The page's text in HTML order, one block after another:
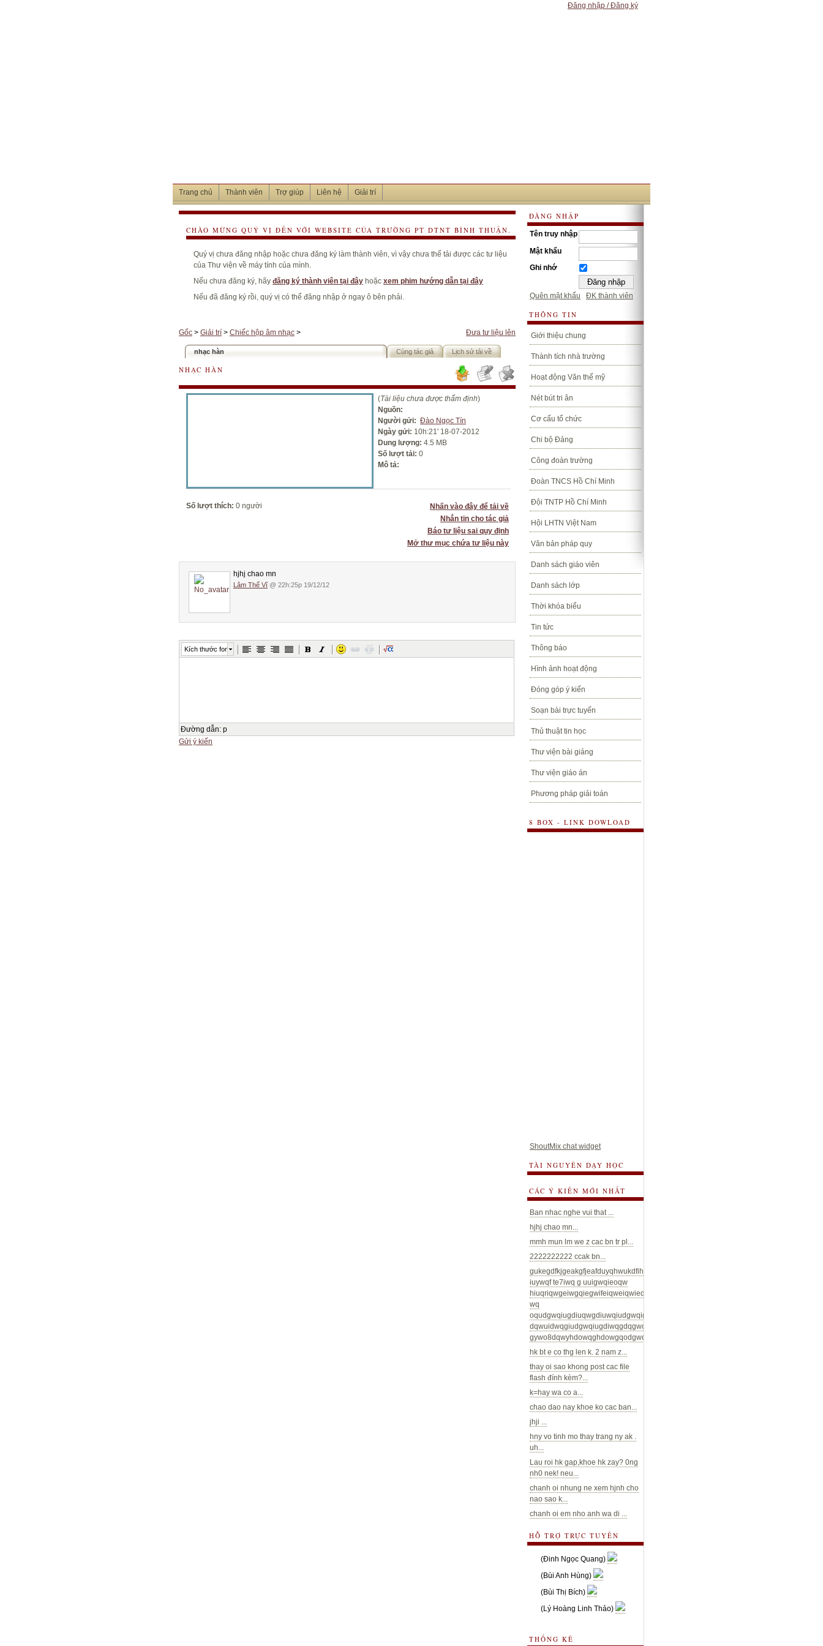
Đăng nhập / Đăng ký
Trang chủ Thành viên Trợ giúp Liên hệ Giải trí
ĐĂNG NHẬP
Tên truy nhập
Mật khẩu
Ghi nhớ
Quên mật khẩu ĐK thành viên
THÔNG TIN
Giới thiệu chung
Thành tích nhà trường
Hoạt động Văn thể mỹ
Nét bút tri ân
Cơ cấu tổ chức
Chi bộ Đảng
Công đoàn trường
Đoàn TNCS Hồ Chí Minh
Đội TNTP Hồ Chí Minh
Hội LHTN Việt Nam
Văn bản pháp quy
Danh sách giáo viên
Danh sách lớp
Thời khóa biểu
Tin tức
Thông báo
Hình ảnh hoạt động
Đóng góp ý kiến
Soạn bài trực tuyến
Thủ thuật tin học
Thư viện bài giảng
Thư viện giáo án
Phương pháp giải toán
8 BOX - LINK DOWLOAD
ShoutMix chat widget
TÀI NGUYÊN DẠY HỌC
CÁC Ý KIẾN MỚI NHẤT
Ban nhac nghe vui that ...
hjhj chao mn...
mmh mun lm we z cac bn tr pl...
2222222222 ccak bn...
iuywqf te7iwq g uuigwqieoqw
wq
gywo8dqwyhdowqghdowgqodgwqodowqghdohgwqodi...
hk bt e co thg len k. 2 nam z...
thay oi sao khong post cac file
flash đính kèm?...
k=hay wa co a...
chao dao nay khoe ko cac ban...
jhji ...
hny vo tinh mo thay trang ny ak .
uh...
Lau roi hk gap,khoe hk zay? 0ng
nh0 nek! neu...
chanh oi nhung ne xem hjnh cho
nao sao k...
chanh oi em nho anh wa di ...
HỖ TRỢ TRỰC TUYẾN
(Đinh Ngọc Quang)
(Bùi Anh Hùng)
(Bùi Thị Bích)
(Lý Hoàng Linh Thảo)
THỐNG KÊ
CHÀO MỪNG QUÝ VỊ ĐẾN VỚI WEBSITE CỦA TRƯỜNG PT DTNT BÌNH THUẬN.
Quý vị chưa đăng nhập hoặc chưa đăng ký làm thành viên, vì vậy chưa thể tải được các tư liệu
của Thư viện về máy tính của mình.
Nếu chưa đăng ký, hãy đăng ký thành viên tại đây hoặc xem phim hướng dẫn tại đây
Nếu đã đăng ký rồi, quý vị có thể đăng nhập ở ngay ô bên phải.
Đưa tư liệu lên
Gốc > Giải trí > Chiếc hộp âm nhạc >
nhạc hàn Cùng tác giả Lịch sử tải về
NHẠC HÀN
(Tài liệu chưa được thẩm định)
Nguồn:
Người gửi: Đào Ngọc Tín
Ngày gửi: 10h:21' 18-07-2012
Dung lượng: 4.5 MB
Số lượt tải: 0
Mô tả:
Nhấn vào đây để tải về
Nhắn tin cho tác giả
Báo tư liệu sai quy định
Mở thư mục chứa tư liệu này
Số lượt thích: 0 người
hjhj chao mn
Lâm Thế Vĩ@ 22h:25p 19/12/12
Kích thước font
Đường dẫn: p
Gửi ý kiến